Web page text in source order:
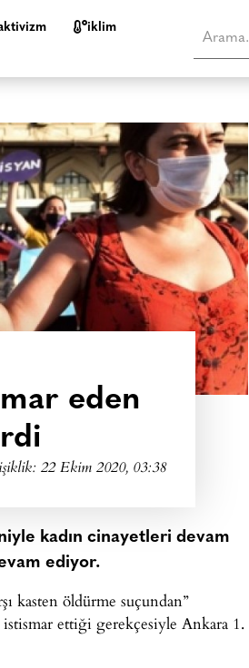
i̇klim
eden
22 Ekim 2020, 03:38
kadın cinayetleri devam
ediyor.
kasten öldürme suçundan”
istismar ettiği gerekçesiyle Ankara 1.